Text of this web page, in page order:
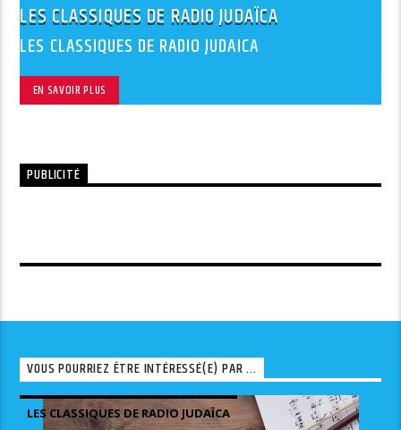
LES CLASSIQUES DE RADIO JUDAÏCA
LES CLASSIQUES DE RADIO JUDAICA
EN SAVOIR PLUS
PUBLICITÉ
VOUS POURRIEZ ÊTRE INTÉRESSÉ(E) PAR ...
LES CLASSIQUES DE RADIO JUDAÏCA